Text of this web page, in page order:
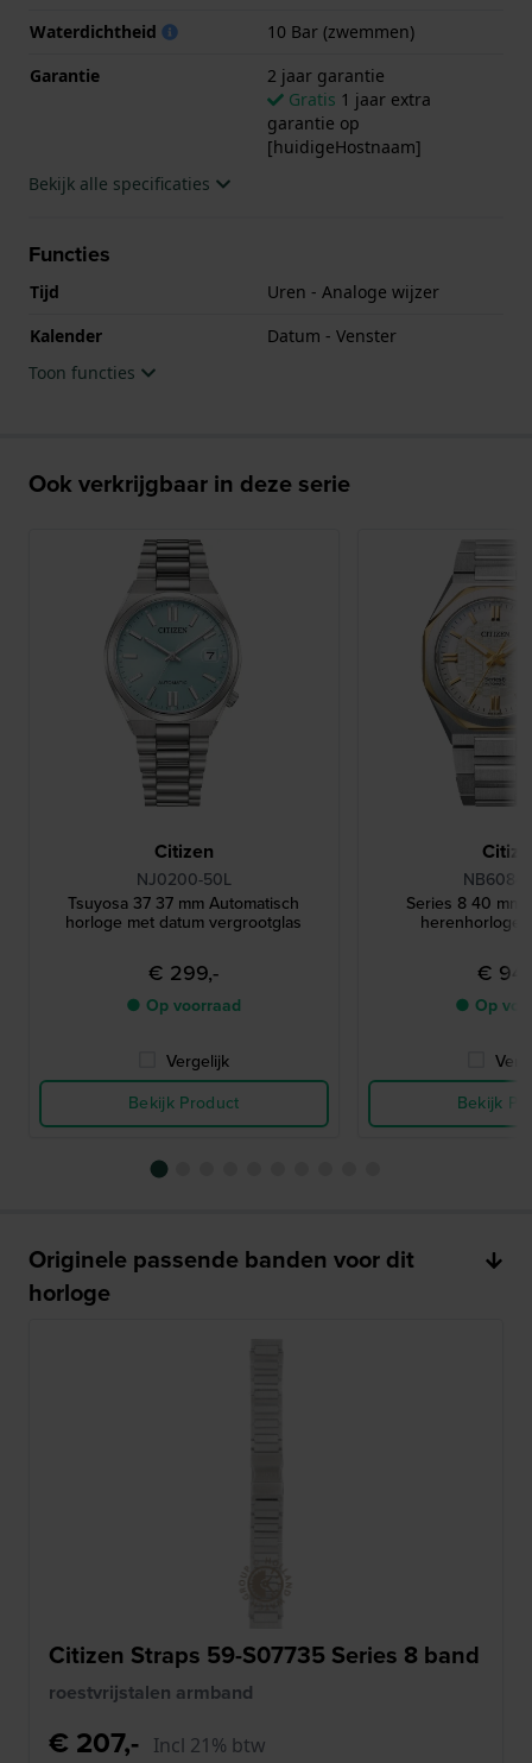
Waterdichtheid
10 Bar (zwemmen)
Garantie
2 jaar garantie
Gratis 1 jaar extra
garantie op
[huidigeHostnaam]
Bekijk alle specificaties
Functies
Tijd
Uren - Analoge wijzer
Kalender
Datum - Venster
Toon functies
Ook verkrijgbaar in deze serie
Citizen
NJ0200-50L
Tsuyosa 37 37 mm Automatisch
horloge met datum vergrootglas
€ 299,-
● Op voorraad
Vergelijk
Bekijk Product
Series 8 40 mm
herenhorloge
€
● Op
Bekijk
Originele passende banden voor dit
horloge
Citizen Straps 59-S07735 Series 8 band
roestvrijstalen armband
€ 207,- Incl 21% btw